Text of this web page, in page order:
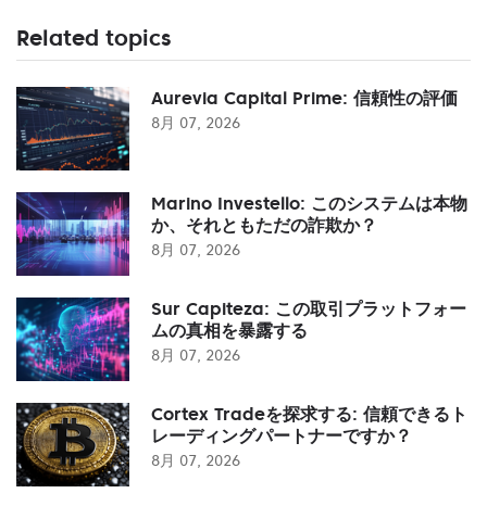
Related topics
Aurevia Capital Prime: 信頼性の評価
8月 07, 2026
Marino Investello: このシステムは本物
か、それともただの詐欺か？
8月 07, 2026
Sur Capiteza: この取引プラットフォー
ムの真相を暴露する
8月 07, 2026
Cortex Tradeを探求する: 信頼できるト
レーディングパートナーですか？
8月 07, 2026